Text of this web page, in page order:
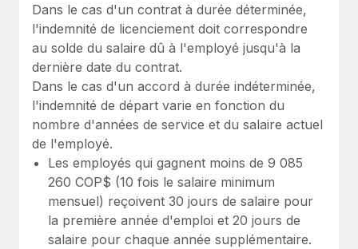
Dans le cas d'un contrat à durée déterminée,
l'indemnité de licenciement doit correspondre
au solde du salaire dû à l'employé jusqu'à la
dernière date du contrat.
Dans le cas d'un accord à durée indéterminée,
l'indemnité de départ varie en fonction du
nombre d'années de service et du salaire actuel
de l'employé.
Les employés qui gagnent moins de 9 085
260 COP$ (10 fois le salaire minimum
mensuel) reçoivent 30 jours de salaire pour
la première année d'emploi et 20 jours de
salaire pour chaque année supplémentaire.